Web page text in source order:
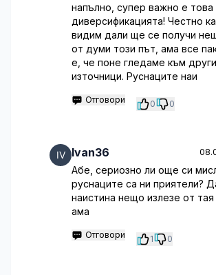
напълно, супер важно е това
диверсификацията! Честно
видим дали ще се получи
от думи този път, ама все
е, че поне гледаме към други
източници. Руснаците наи
Отговори 0 0
Ivan36
Абе, сериозно ли още си
руснаците са ни приятели?
наистина нещо излезе от
ама
Отговори 1 0